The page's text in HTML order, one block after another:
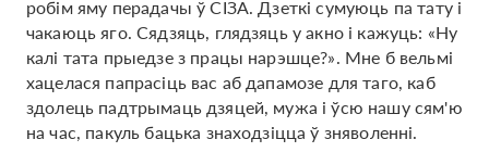
робім яму перадачы ў СІЗА. Дзеткі сумуюць па тату і
чакаюць яго. Сядзяць, глядзяць у акно і кажуць: «Ну
калі тата прыедзе з працы нарэшце?». Мне б вельмі
хацелася папрасіць вас аб дапамозе для таго, каб
здолець падтрымаць дзяцей, мужа і ўсю нашу сям'ю
на час, пакуль бацька знаходзіцца ў зняволенні.